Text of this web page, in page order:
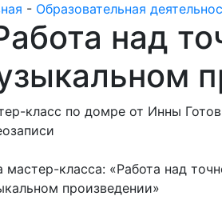
- Образовательная
над
класс по домре от Инны
мастер-класса: «Работа над
произведении»